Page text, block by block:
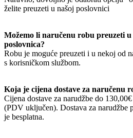
želite preuzeti u našoj poslovnici
Možemo li naručenu robu preuzeti
poslovnica?
Robu je moguće preuzeti i u nekoj od
s korisničkom službom.
Koja je cijena dostave za naručenu
Cijena dostave za narudžbe do
(PDV uključen). Dostava za narudžbe
je besplatna.